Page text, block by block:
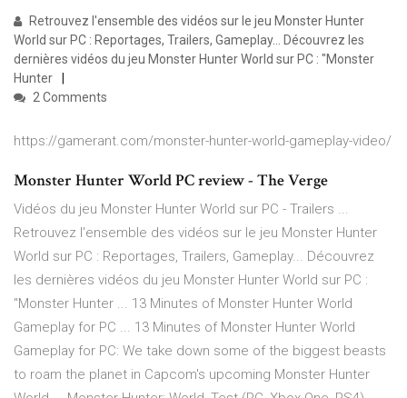
Retrouvez l'ensemble des vidéos sur le jeu Monster Hunter
World sur PC : Reportages, Trailers, Gameplay... Découvrez les
dernières vidéos du jeu Monster Hunter World sur PC : "Monster
Hunter
2 Comments
https://gamerant.com/monster-hunter-world-gameplay-video/
Monster Hunter World PC review - The Verge
Vidéos du jeu Monster Hunter World sur PC - Trailers ...
Retrouvez l'ensemble des vidéos sur le jeu Monster Hunter
World sur PC : Reportages, Trailers, Gameplay... Découvrez
les dernières vidéos du jeu Monster Hunter World sur PC :
"Monster Hunter ... 13 Minutes of Monster Hunter World
Gameplay for PC ... 13 Minutes of Monster Hunter World
Gameplay for PC: We take down some of the biggest beasts
to roam the planet in Capcom's upcoming Monster Hunter